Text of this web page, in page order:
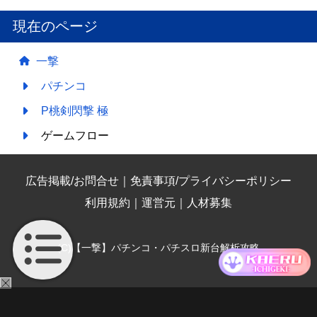
現在のページ
一撃
パチンコ
P桃剣閃撃 極
ゲームフロー
広告掲載/お問合せ ｜ 免責事項/プライバシーポリシー
利用規約 ｜ 運営元 ｜ 人材募集
(C)【一撃】パチンコ・パチスロ新台解析攻略